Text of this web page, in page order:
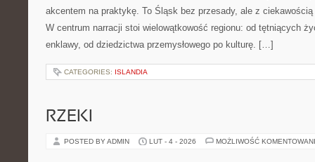
akcentem na praktykę. To Śląsk bez przesady, ale z
W centrum narracji stoi wielowątkowość regionu: od tętniących
enklawy, od dziedzictwa przemysłowego po kulturę. […]
CATEGORIES: ISLANDIA
RZEKI
POSTED BY ADMIN LUT - 4 - 2026 MOŻLIWOŚĆ